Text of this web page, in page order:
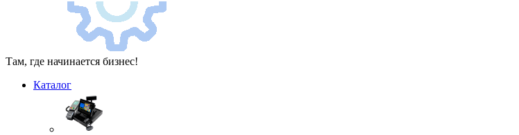
Там, где начинается бизнес!
Каталог